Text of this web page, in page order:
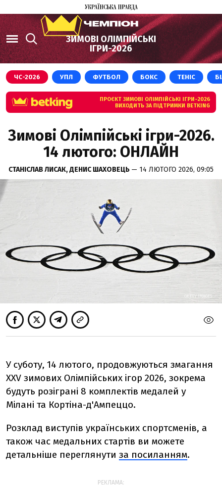
ЗИМОВІ ОЛІМПІЙСЬКІ
ІГРИ-2026
ЧС-2026 УПЛ ФУТБОЛ БОКС ТЕНІС
ПРОЄКТ ЗИМОВІ ОЛІМПІЙСЬКІ ІГРИ-2026
ВИХОДИТЬ ЗА ПІДТРИМКИ BETKING
Зимові Олімпійські ігри-2026.
14 лютого: ОНЛАЙН
СТАНІСЛАВ ЛИСАК,ДЕНИС ШАХОВЕЦЬ — 14 ЛЮТОГО 2026, 09:05
GETTY IMAGES
У суботу, 14 лютого, продовжуються змагання
XXV зимових Олімпійських ігор 2026, зокрема
будуть розіграні 8 комплектів медалей у
Мілані та Кортіна-д'Ампеццо.
Розклад виступів українських спортсменів, а
також час медальних стартів ви можете
детальніше переглянути за посиланням.
РЕКЛАМА: